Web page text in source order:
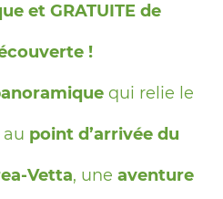
et GRATUITE de
!
qui relie le
au point d’arrivée du
Vetta, une aventure